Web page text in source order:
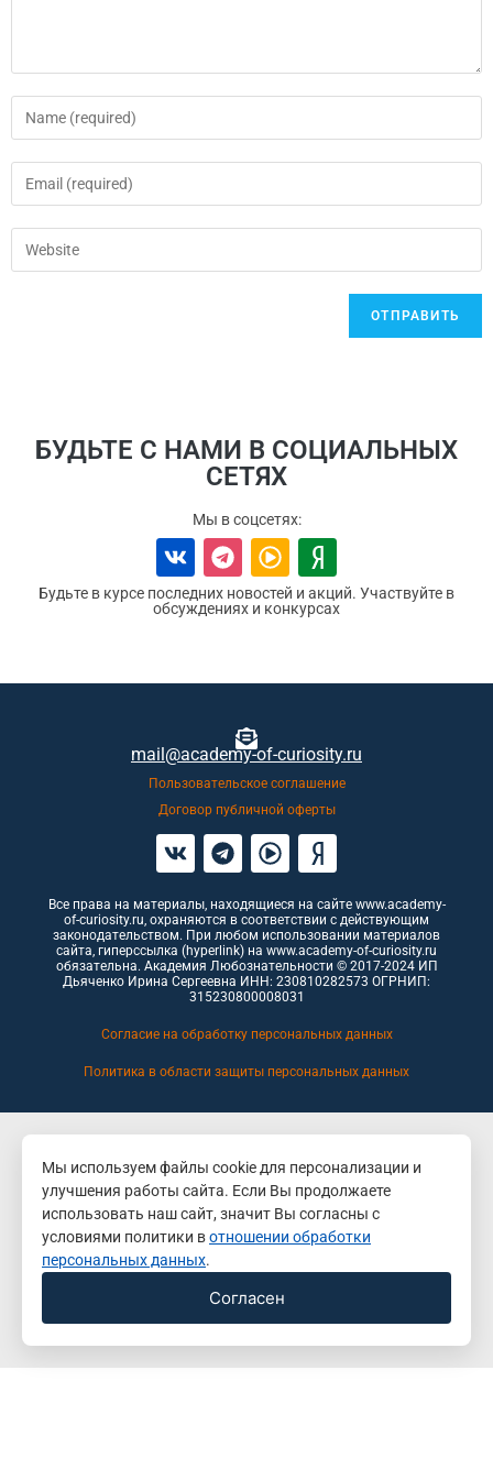
БУДЬТЕ С НАМИ В СОЦИАЛЬНЫХ
СЕТЯХ
Мы в соцсетях:
Будьте в курсе последних новостей и акций. Участвуйте в
обсуждениях и конкурсах
mail@academy-of-curiosity.ru
Пользовательское соглашение
Договор публичной оферты
Все права на материалы, находящиеся на сайте www.academy-
of-curiosity.ru, охраняются в соответствии с действующим
законодательством. При любом использовании материалов
сайта, гиперссылка (hyperlink) на www.academy-of-curiosity.ru
обязательна. Академия Любознательности © 2017-2024 ИП
Дьяченко Ирина Сергеевна ИНН: 230810282573 ОГРНИП:
315230800008031
Согласие на обработку персональных данных
Политика в области защиты персональных данных
Мы используем файлы cookie для персонализации и
улучшения работы сайта. Если Вы продолжаете
использовать наш сайт, значит Вы согласны с
условиями политики вотношении обработки
персональных данных.
Согласен